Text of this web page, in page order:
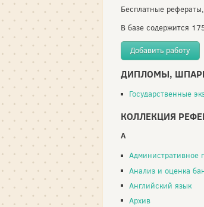
Бесплатные
В базе содержится
Добавить работу
ДИПЛОМЫ,
Государственные
КОЛЛЕКЦИЯ
А
Административное
Анализ и оценка
Английский язык
Архив